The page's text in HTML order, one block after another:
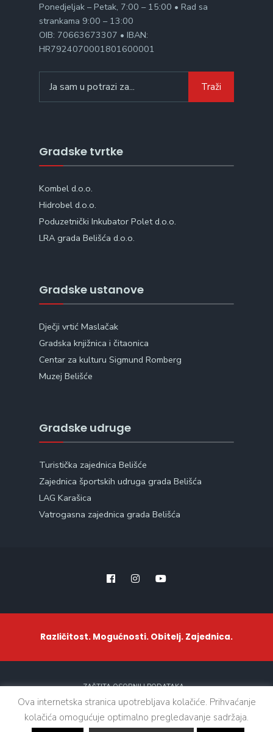
Ponedjeljak – Petak, 7:00 – 15:00 • Rad sa
strankama 9:00 – 13:00
OIB: 70663673307 • IBAN:
HR7924070001801600001
for:
Traži
Gradske tvrtke
Kombel d.o.o.
Hidrobel d.o.o.
Poduzetnički Inkubator Polet d.o.o.
LRA grada Belišća d.o.o.
Gradske ustanove
Dječji vrtić Maslačak
Gradska knjižnica i čitaonica
Centar za kulturu Sigmund Romberg
Muzej Belišće
Gradske udruge
Turistička zajednica Belišće
Zajednica športskih udruga grada Belišća
LAG Karašica
Vatrogasna zajednica grada Belišća
Različitost. Mogućnosti. Obitelj. Zajednica.
ZAŠTITA OSOBNIH PODATAKA
Sva prava zadržana. © 2021 - Grad Belišće
Ova internetska stranica upotrebljava kolačiće. Prihvaćanje
kolačića omogućuje optimalno pregledavanje sadržaja.